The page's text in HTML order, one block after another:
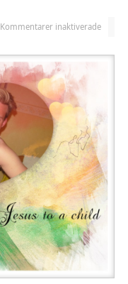
Kommentarer inaktiverade